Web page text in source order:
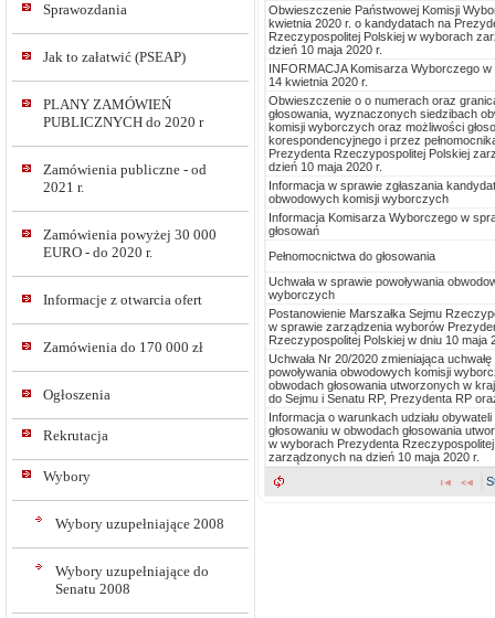
Sprawozdania
Jak to załatwić (PSEAP)
PLANY ZAMÓWIEŃ
PUBLICZNYCH do 2020 r
Zamówienia publiczne - od
2021 r.
Zamówienia powyżej 30 000
EURO - do 2020 r.
Informacje z otwarcia ofert
Zamówienia do 170 000 zł
Ogłoszenia
Rekrutacja
Wybory
Wybory uzupełniające 2008
Wybory uzupełniające do
Senatu 2008
Obwieszczenie Państwowej Komisji
kwietnia 2020 r. o kandydatach na
Rzeczypospolitej Polskiej w wyborach
dzień 10 maja 2020 r.
INFORMACJA Komisarza Wyborczego w
14 kwietnia 2020 r.
Obwieszczenie o o numerach oraz
głosowania, wyznaczonych siedzibach
komisji wyborczych oraz możliwości
korespondencyjnego i przez
Prezydenta Rzeczypospolitej Polskiej
dzień 10 maja 2020 r.
Informacja w sprawie zgłaszania
obwodowych komisji wyborczych
Informacja Komisarza Wyborczego w
głosowań
Pełnomocnictwa do głosowania
Uchwała w sprawie powoływania
wyborczych
Postanowienie Marszałka Sejmu
w sprawie zarządzenia wyborów
Rzeczypospolitej Polskiej w dniu 10 maja
Uchwała Nr 20/2020 zmieniająca
powoływania obwodowych komisji
obwodach głosowania utworzonych w
do Sejmu i Senatu RP, Prezydenta RP
Informacja o warunkach udziału
głosowaniu w obwodach głosowania
w wyborach Prezydenta
zarządzonych na dzień 10 maja 2020 r.